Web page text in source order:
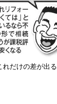
れだけの差が出る